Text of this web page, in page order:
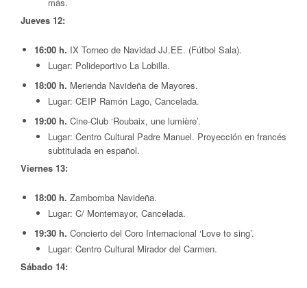
Jueves 12:
16:00 h. IX Torneo de Navidad JJ.EE. (Fútbol Sala).
Lugar: Polideportivo La Lobilla.
18:00 h. Merienda Navideña de Mayores.
Lugar: CEIP Ramón Lago, Cancelada.
19:00 h. Cine-Club ‘Roubaix, une lumière’.
Lugar: Centro Cultural Padre Manuel. Proyección en francés
subtitulada en español.
Viernes 13:
18:00 h. Zambomba Navideña.
Lugar: C/ Montemayor, Cancelada.
19:30 h. Concierto del Coro Internacional ‘Love to sing’.
Lugar: Centro Cultural Mirador del Carmen.
Sábado 14: